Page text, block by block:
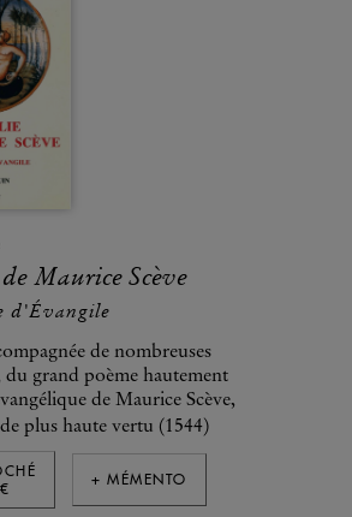
Maurice Scève
d'Évangile
de nombreuses
grand poème hautement
de Maurice Scève,
plus haute vertu (1544)
+ MÉMENTO